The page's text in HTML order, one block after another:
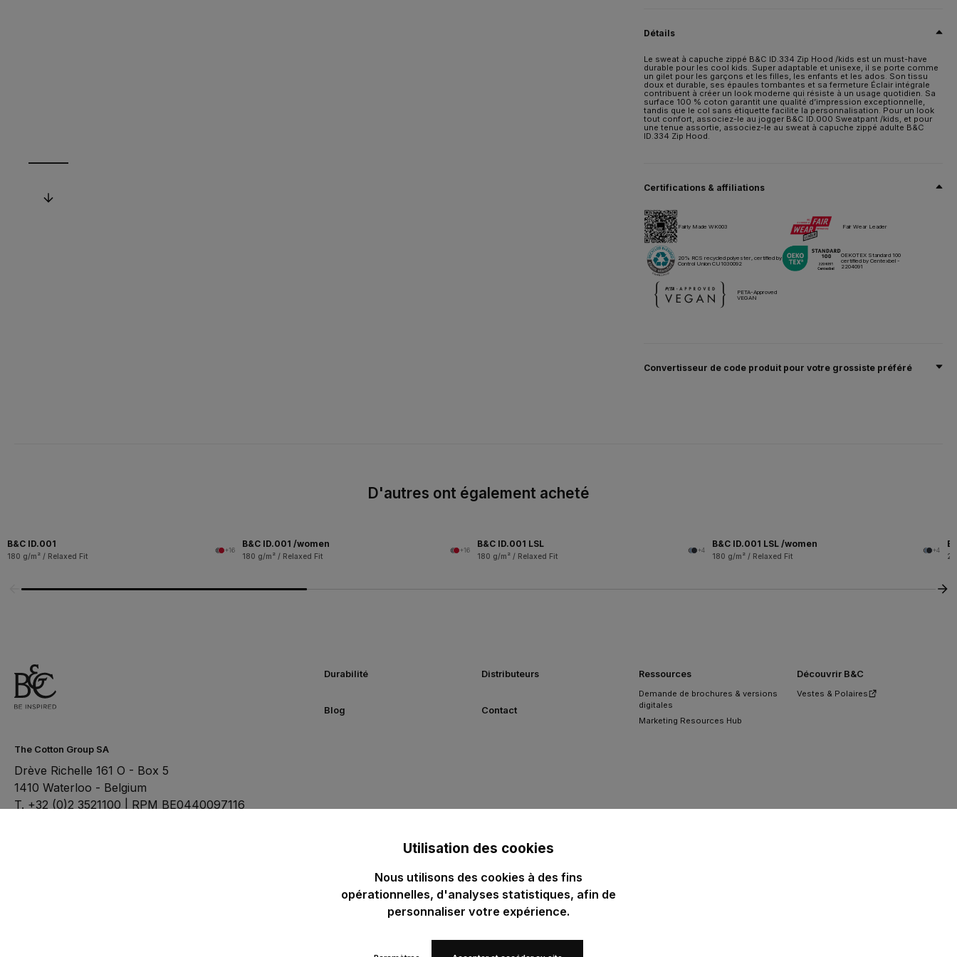
Taille
Poids
280 g/m²
Emballage
5 pces/polybag & 30 pces/carton
Conseils d'entretien
d'impression.
Fiche technique Tailles & mesures
Détails
Le sweat à capuche zippé B&C ID.334 Zip Hood /kids est un must-have
durable pour les cool kids. Super adaptable et unisexe, il se porte comme
un gilet pour les garçons et les filles, les enfants et les ados. Son tissu
doux et durable, ses épaules tombantes et sa fermeture Éclair intégrale
contribuent à créer un look moderne qui résiste à un usage quotidien. Sa
surface 100 % coton garantit une qualité d’impression exceptionnelle,
tandis que le col sans étiquette facilite la personnalisation. Pour un look
tout confort, associez-le au jogger B&C ID.000 Sweatpant /kids, et pour
une tenue assortie, associez-le au sweat à capuche zippé adulte B&C
ID.334 Zip Hood.
Certifications & affiliations
Fairly Made WK003 Fair Wear Leader
20% RCS recycled polyester, certified by
Control Union CU1030092
OEKOTEX Standard 100
certified by Centexbel -
2204091
PETA-Approved
VEGAN
Convertisseur de code produit pour votre grossiste préféré
D'autres ont également acheté
B&C ID.001
180 g/m² / Relaxed Fit
+16
B&C ID.001 /women
180 g/m² / Relaxed Fit
+16
B&C ID.001 LSL
180 g/m² / Relaxed Fit
+4
B&C ID.001 LSL /women
180 g/m² / Relaxed Fit
+4
The Cotton Group SA
Drève Richelle 161 O - Box 5
1410 Waterloo - Belgium
T. +32 (0)2 3521100 | RPM BE0440097116
Durabilité
Blog
Distributeurs
Contact
Ressources
Demande de brochures & versions
digitales
Marketing Resources Hub
Découvrir B&C
Vestes & Polaires
Utilisation des cookies
Nous utilisons des cookies à des fins
opérationnelles, d'analyses statistiques, afin de
personnaliser votre expérience.